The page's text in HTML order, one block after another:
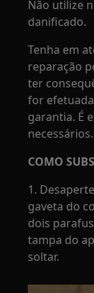
Não utilize
danificado.
Tenha em
reparação
ter
for
garantia. É
necessários.
COMO
1.
gaveta do
dois
tampa do
soltar.